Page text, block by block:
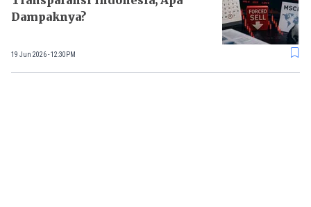
Dampaknya?
19 Jun 2026 - 12:30PM